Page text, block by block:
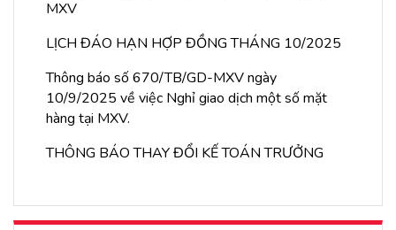
MXV
LỊCH ĐÁO HẠN HỢP ĐỒNG THÁNG 10/2025
Thông báo số 670/TB/GD-MXV ngày
10/9/2025 về việc Nghỉ giao dịch một số mặt
hàng tại MXV.
THÔNG BÁO THAY ĐỔI KẾ TOÁN TRƯỞNG